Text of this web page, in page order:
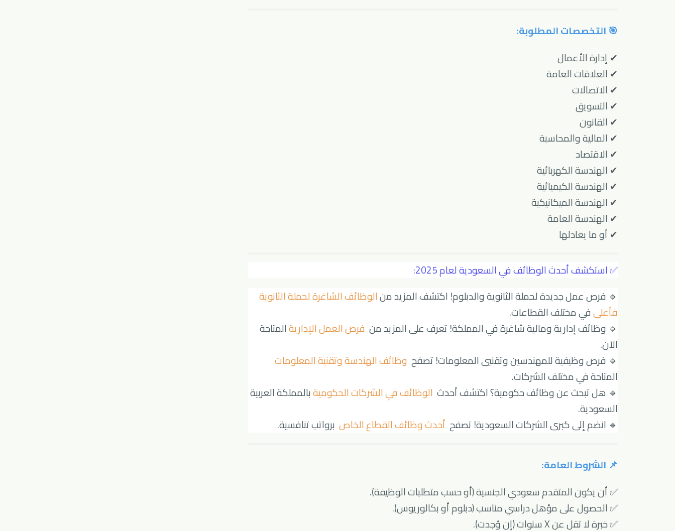
🎯 التخصصات المطلوبة:
✔ إدارة الأعمال
✔ العلاقات العامة
✔ الاتصالات
✔ التسويق
✔ القانون
✔ المالية والمحاسبة
✔ الاقتصاد
✔ الهندسة الكهربائية
✔ الهندسة الكيميائية
✔ الهندسة الميكانيكية
✔ الهندسة العامة
✔ أو ما يعادلها
✅ استكشف أحدث الوظائف في السعودية لعام 2025:
🔹 فرص عمل جديدة لحملة الثانوية والدبلوم! اكتشف المزيد منالوظائف الشاغرة لحملة الثانوية
فأعلى في مختلف القطاعات.
🔹 وظائف إدارية ومالية شاغرة في المملكة! تعرف على المزيد من فرص العمل الإداريةالمتاحة
الآن.
🔹 فرص وظيفية للمهندسين وتقنيي المعلومات! تصفح وظائف الهندسة وتقنية المعلومات
المتاحة في مختلف الشركات.
🔹 هل تبحث عن وظائف حكومية؟ اكتشف أحدث الوظائف في الشركات الحكوميةبالمملكة العربية
السعودية.
🔹 انضم إلى كبرى الشركات السعودية! تصفح أحدث وظائف القطاع الخاص برواتب تنافسية.
📌 الشروط العامة:
✅ أن يكون المتقدم سعودي الجنسية (أو حسب متطلبات الوظيفة).
✅ الحصول على مؤهل دراسي مناسب (دبلوم أو بكالوريوس).
✅ خبرة لا تقل عن X سنوات (إن وُجدت).